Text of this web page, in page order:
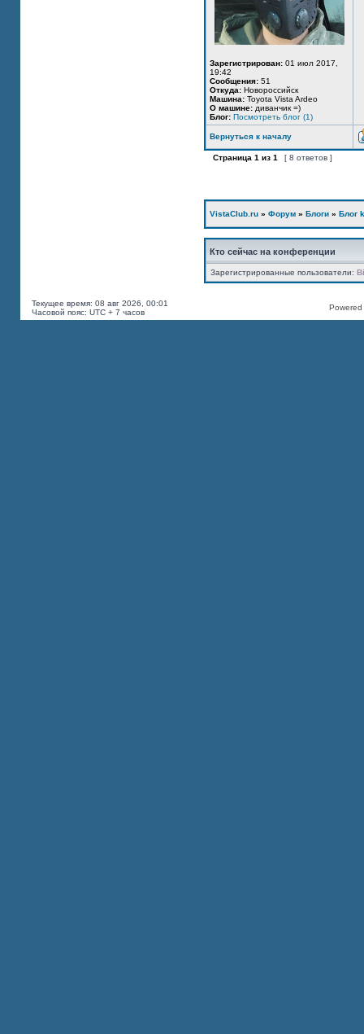
Зарегистрирован: 01 июл 2017,
19:42
Сообщения: 51
Откуда: Новороссийск
Машина: Toyota Vista Ardeo
О машине: диванчик =)
Блог: Посмотреть блог (1)
Вернуться к началу
Страница 1 из 1 [ 8 ответов ]
VistaClub.ru » Форум » Блоги » Блог
Кто сейчас на конференции
Зарегистрированные пользователи:
Текущее время: 08 авг 2026, 00:01
Часовой пояс: UTC + 7 часов